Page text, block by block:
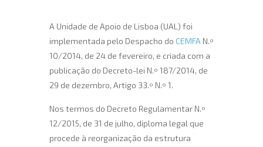
A Unidade de Apoio de Lisboa (UAL) foi
implementada pelo Despacho do CEMFA N.º
10/2014, de 24 de fevereiro, e criada com a
publicação do Decreto-lei N.º 187/2014, de
29 de dezembro, Artigo 33.º N.º 1.
Nos termos do Decreto Regulamentar N.º
12/2015, de 31 de julho, diploma legal que
procede à reorganização da estrutura